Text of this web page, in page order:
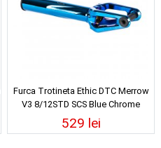
Furca Trotineta Ethic DTC Merrow
V3 8/12STD SCS Blue Chrome
529 lei